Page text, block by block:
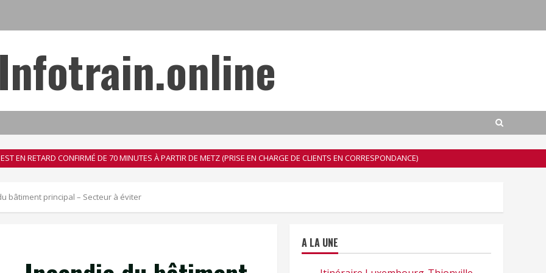
Infotrain.online
EN RETARD CONFIRMÉ DE 70 MINUTES À PARTIR DE METZ (PRISE EN CHARGE DE CLIENTS EN CORRESPONDANCE)
bâtiment principal – Secteur à éviter
A LA UNE